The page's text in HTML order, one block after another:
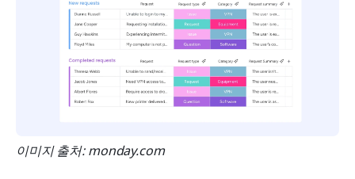
이미지 출처: monday.com